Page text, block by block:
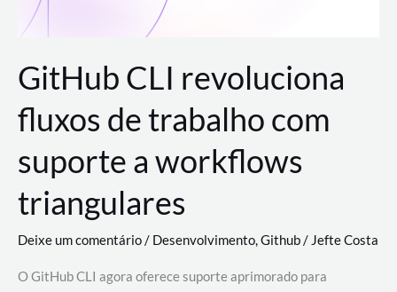
GitHub CLI revoluciona
fluxos de trabalho com
suporte a workflows
triangulares
Deixe um comentário/ Desenvolvimento,Github/ Jefte Costa
O GitHub CLI agora oferece suporte aprimorado para